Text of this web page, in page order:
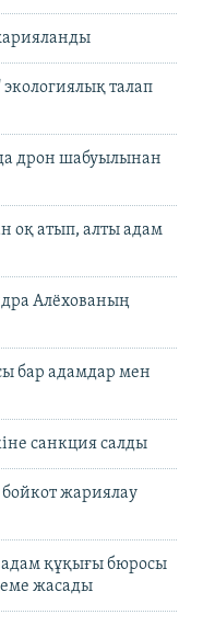
талап
дрон шабуылынан
оқ атып, алты адам
Алёхованың
бар адамдар мен
санкция салды
жариялау
адам құқығы бюросы
жасады